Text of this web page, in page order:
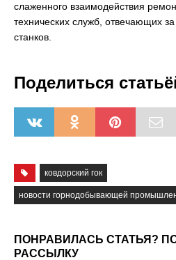
слаженного взаимодействия
технических служб, отвечающих
станков.
Поделиться
ковдорский гок
новости горнодобывающей
ПОНРАВИЛАСЬ СТАТЬЯ?
РАССЫЛКУ